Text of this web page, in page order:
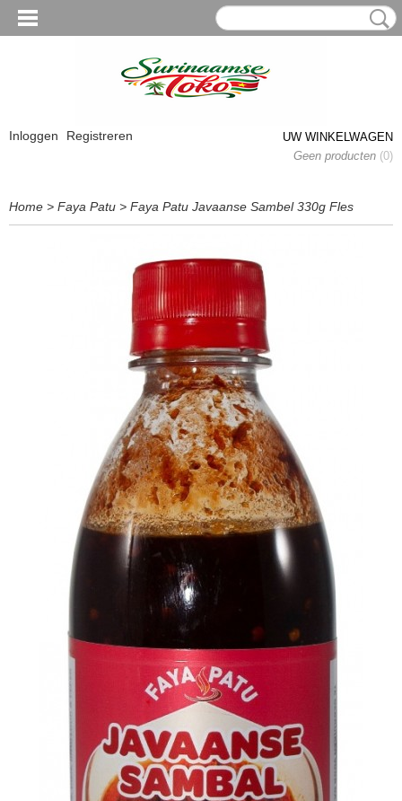
Inloggen Registreren
UW WINKELWAGEN
Geen producten (0)
Home > Faya Patu > Faya Patu Javaanse Sambel 330g Fles